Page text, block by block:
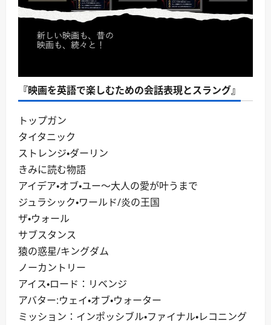
『映画を英語で楽しむための会話表現とスラング』
トップガン
タイタニック
ストレンジ・ダーリン
きみに読む物語
アイデア・オブ・ユー～大人の愛が叶うまで
ジュラシック・ワールド/炎の王国
ザ・ウォール
サブスタンス
猿の惑星/キングダム
ノーカントリー
アイス・ロード：リベンジ
アバター:ウェイ・オブ・ウォーター
ミッション：インポッシブル・ファイナル・レコニング